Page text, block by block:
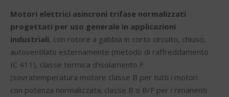
Motori elettrici asincroni trifase normalizzati
progettati per uso generale in applicazioni
industriali, con rotore a gabbia in corto circuito, chiuso,
autoventilato esternamente (metodo di raffreddamento
IC 411), classe termica d’isolamento F
(sovratemperatura motore classe B per tutti i motori
con potenza normalizzata; classe B o B/F per i rimanenti